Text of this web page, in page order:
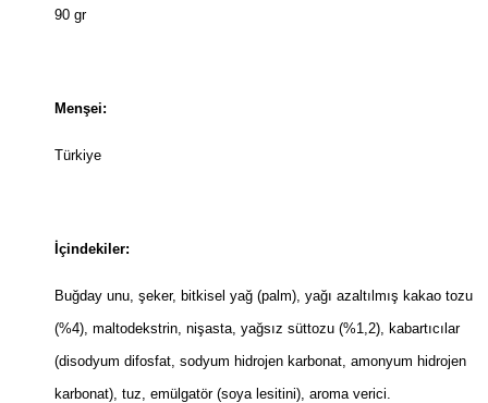
90 gr
Menşei:
Türkiye
İçindekiler:
Buğday unu, şeker, bitkisel yağ (palm), yağı azaltılmış kakao tozu
(%4), maltodekstrin, nişasta, yağsız süttozu (%1,2), kabartıcılar
(disodyum difosfat, sodyum hidrojen karbonat, amonyum hidrojen
karbonat), tuz, emülgatör (soya lesitini), aroma verici.